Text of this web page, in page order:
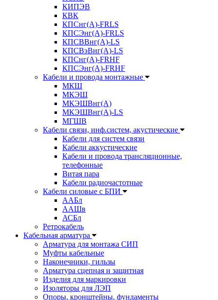
КИПЭВ
КВК
КПСнг(А)-FRLS
КПСЭнг(А)-FRLS
КПСВВнг(А)-LS
КПСВэВнг(А)-LS
КПСнг(А)-FRHF
КПСЭнг(А)-FRHF
Кабели и провода монтажные
МКШ
МКЭШ
МКЭШВнг(А)
МКЭШВнг(А)-LS
МГШВ
Кабели связи, инф.систем, акустические
Кабели для систем связи
Кабели аккустические
Кабели и провода трансляционные,
телефонные
Витая пара
Кабели радиочастотные
Кабели силовые с БПИ
ААБл
ААШв
АСБл
Ретрокабель
Кабельная арматура
Арматура для монтажа СИП
Муфты кабельные
Наконечники, гильзы
Арматура сцепная и защитная
Изделия для маркировки
Изоляторы для ЛЭП
Опоры, кронштейны, фундаменты